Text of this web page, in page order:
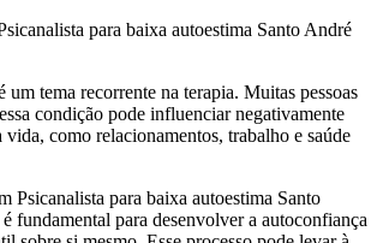
para baixa autoestima Santo André
um tema recorrente na terapia. Muitas pessoas
condição pode influenciar negativamente
vida, como relacionamentos, trabalho e saúde
Psicanalista para baixa autoestima Santo
fundamental para desenvolver a autoconfiança